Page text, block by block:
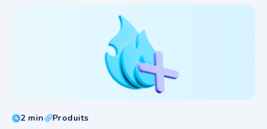
2 min Produits